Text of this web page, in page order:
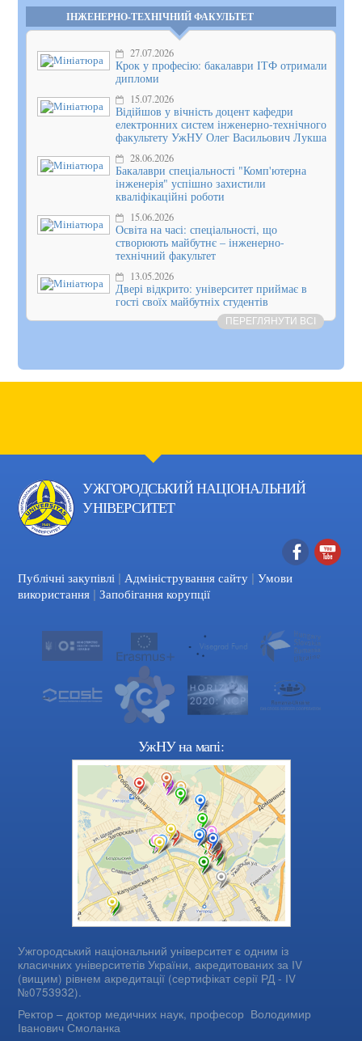
на мапі
ІНЖЕНЕРНО-ТЕХНІЧНИЙ ФАКУЛЬТЕТ
27.07.2026
Крок у професію: бакалаври ІТФ отримали
дипломи
15.07.2026
Відійшов у вічність доцент кафедри
електронних систем інженерно-технічного
факультету УжНУ Олег Васильович Лукша
28.06.2026
Бакалаври спеціальності "Комп'ютерна
інженерія" успішно захистили
кваліфікаційні роботи
15.06.2026
Освіта на часі: спеціальності, що
створюють майбутнє – інженерно-
технічний факультет
13.05.2026
Двері відкрито: університет приймає в
гості своїх майбутніх студентів
ПЕРЕГЛЯНУТИ ВСІ
УЖГОРОДСЬКИЙ НАЦІОНАЛЬНИЙ
УНІВЕРСИТЕТ
Facebook
Публічні закупівлі | Адміністрування сайту | Умови
використання | Запобігання корупції
УжНУ на мапі:
Ужгородський національний університет є одним із
класичних університетів України, акредитованих за IV
(вищим) рівнем акредитації (сертифікат серії РД - IV
№0753932).
Ректор – доктор медичних наук, професор Володимир
Іванович Смоланка